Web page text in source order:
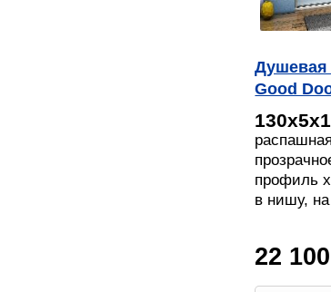
Душевая
Good
130 F CH
профиль
в нишу,
22 100